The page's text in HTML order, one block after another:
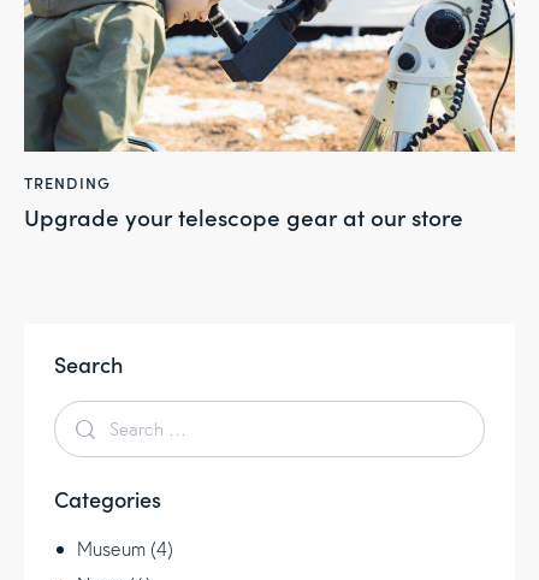
TRENDING
Upgrade your telescope gear at our store
Search
Categories
Museum(4)